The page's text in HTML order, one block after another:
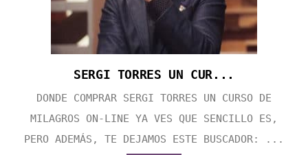
SERGI TORRES UN CUR...
DONDE COMPRAR SERGI TORRES UN CURSO DE
MILAGROS ON-LINE YA VES QUE SENCILLO ES,
PERO ADEMÁS, TE DEJAMOS ESTE BUSCADOR: ...